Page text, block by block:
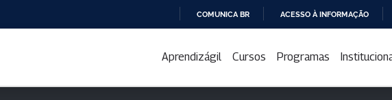
PARA
CONTEÚDO
COMUNICA BR ACESSO À INFORMAÇÃO
Aprendizágil Cursos Programas